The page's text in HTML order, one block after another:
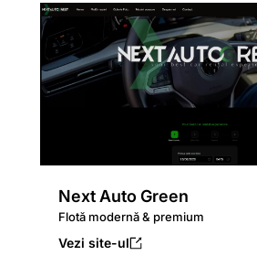
Next Auto Green
Flotă modernă & premium
Vezi site-ul